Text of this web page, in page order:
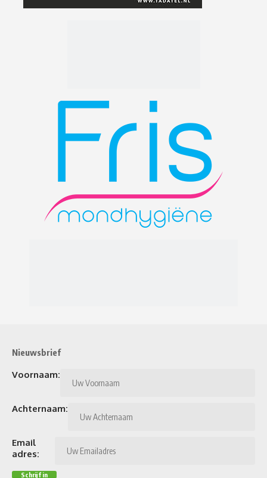
Nieuwsbrief
Voornaam:
Achternaam:
Email
adres: